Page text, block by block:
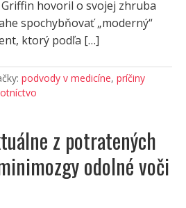
hovoril o svojej zhruba
spochybňovať „moderný“
ktorý podľa […]
podvody v medicíne, príčiny
z potratených
odolné voči